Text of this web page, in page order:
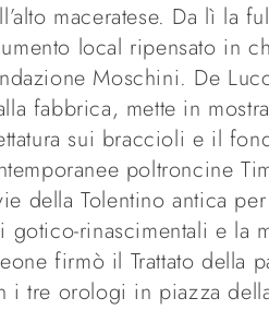
maceratese. Da lì la
local ripensato in
Moschini. De
fabbrica, mette in
sui braccioli e il
poltroncine
della Tolentino antica
rinascimentali e la
firmò il Trattato della
i tre orologi in piazza